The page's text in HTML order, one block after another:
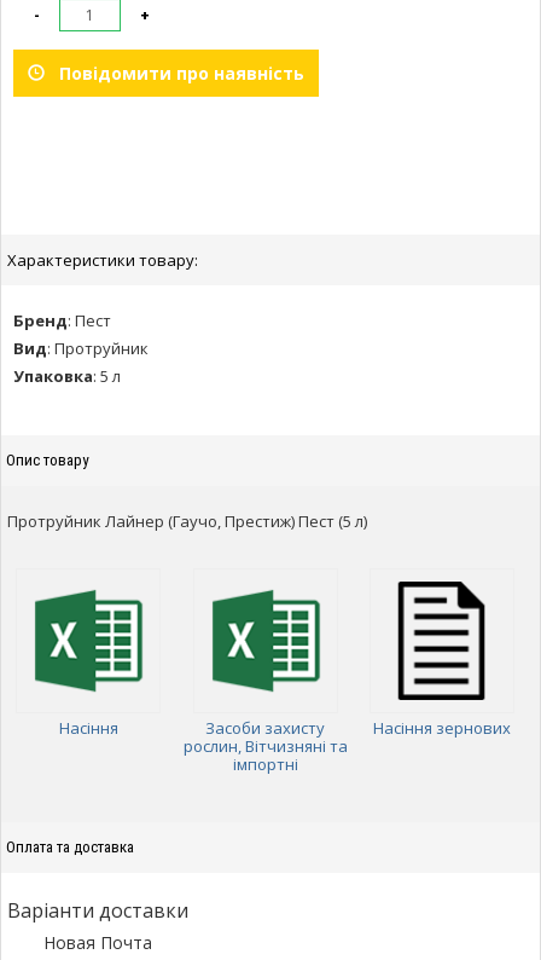
- +
Повідомити про наявність
Характеристики товару:
Бренд: Пест
Вид: Протруйник
Упаковка: 5 л
Опис товару
Протруйник Лайнер (Гаучо, Престиж) Пест (5 л)
Насіння
Засоби захисту
рослин, Вітчизняні та
імпортні
Насіння зернових
Оплата та доставка
Варіанти доставки
Новая Почта